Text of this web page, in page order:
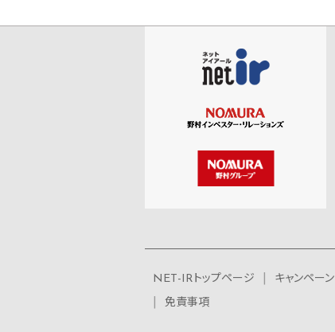
NET-IRトップページ キャンペーン
免責事項